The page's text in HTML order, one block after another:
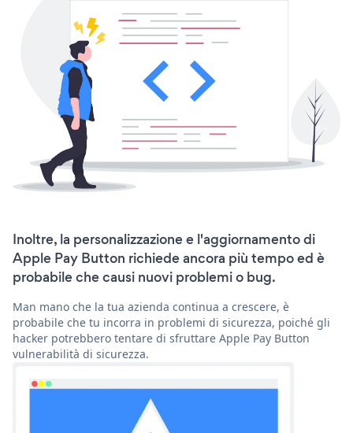
Inoltre, la personalizzazione e l'aggiornamento di
Apple Pay Button richiede ancora più tempo ed è
probabile che causi nuovi problemi o bug.
Man mano che la tua azienda continua a crescere, è
probabile che tu incorra in problemi di sicurezza, poiché gli
hacker potrebbero tentare di sfruttare Apple Pay Button
vulnerabilità di sicurezza.